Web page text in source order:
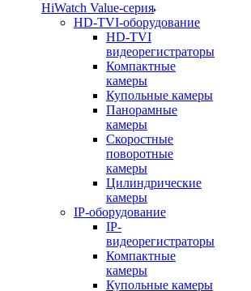
HiWatch Value-серия
HD-TVI-оборудование
HD-TVI
видеорегистраторы
Компактные
камеры
Купольные камеры
Панорамные
камеры
Скоростные
поворотные
камеры
Цилиндрические
камеры
IP-оборудование
IP-
видеорегистраторы
Компактные
камеры
Купольные камеры